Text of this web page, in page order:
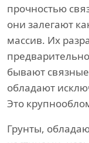
прочностью
они залегают
массив. Их
бывают
обладают
Это
Грунты,